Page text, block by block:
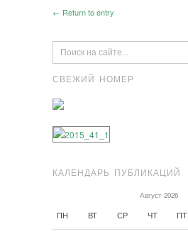
← Return to entry
СВЕЖИЙ НОМЕР
КАЛЕНДАРЬ ПУБЛИКАЦИЙ
Август 2026
ПН ВТ СР ЧТ ПТ